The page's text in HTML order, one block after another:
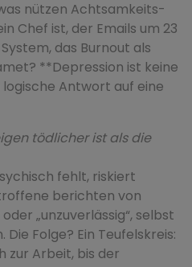
nützen Achtsamkeits-
Chef ist, der Emails um 23
das Burnout als
**Depression ist keine
Antwort auf eine
tödlicher ist als die
fehlt, riskiert
berichten von
„unzuverlässig“, selbst
Folge? Ein Teufelskreis:
zur Arbeit, bis der